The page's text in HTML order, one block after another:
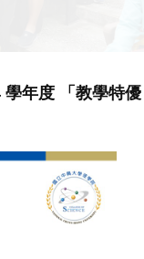
年度 「教學特優